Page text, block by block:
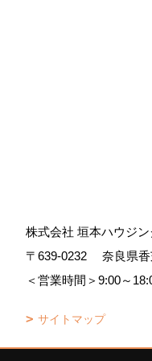
株式会社 垣本ハウジン
〒639-0232
奈良県
＜営業時間＞9:00～
サイトマップ